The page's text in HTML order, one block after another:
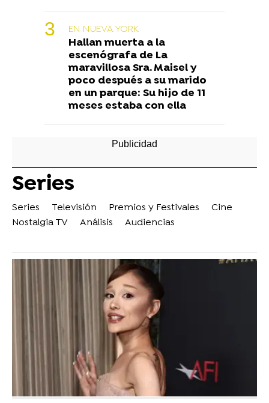
EN NUEVA YORK
Hallan muerta a la
escenógrafa de La
maravillosa Sra. Maisel y
poco después a su marido
en un parque: Su hijo de 11
meses estaba con ella
Series
Series Televisión Premios y Festivales
Cine
Nostalgia TV
Análisis Audiencias